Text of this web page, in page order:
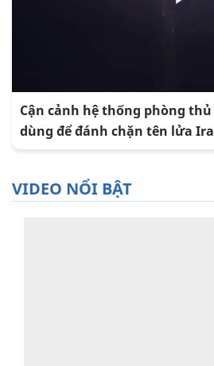
Cận cảnh hệ thống phòng
dùng để đánh chặn tên lửa
VIDEO NỔI BẬT